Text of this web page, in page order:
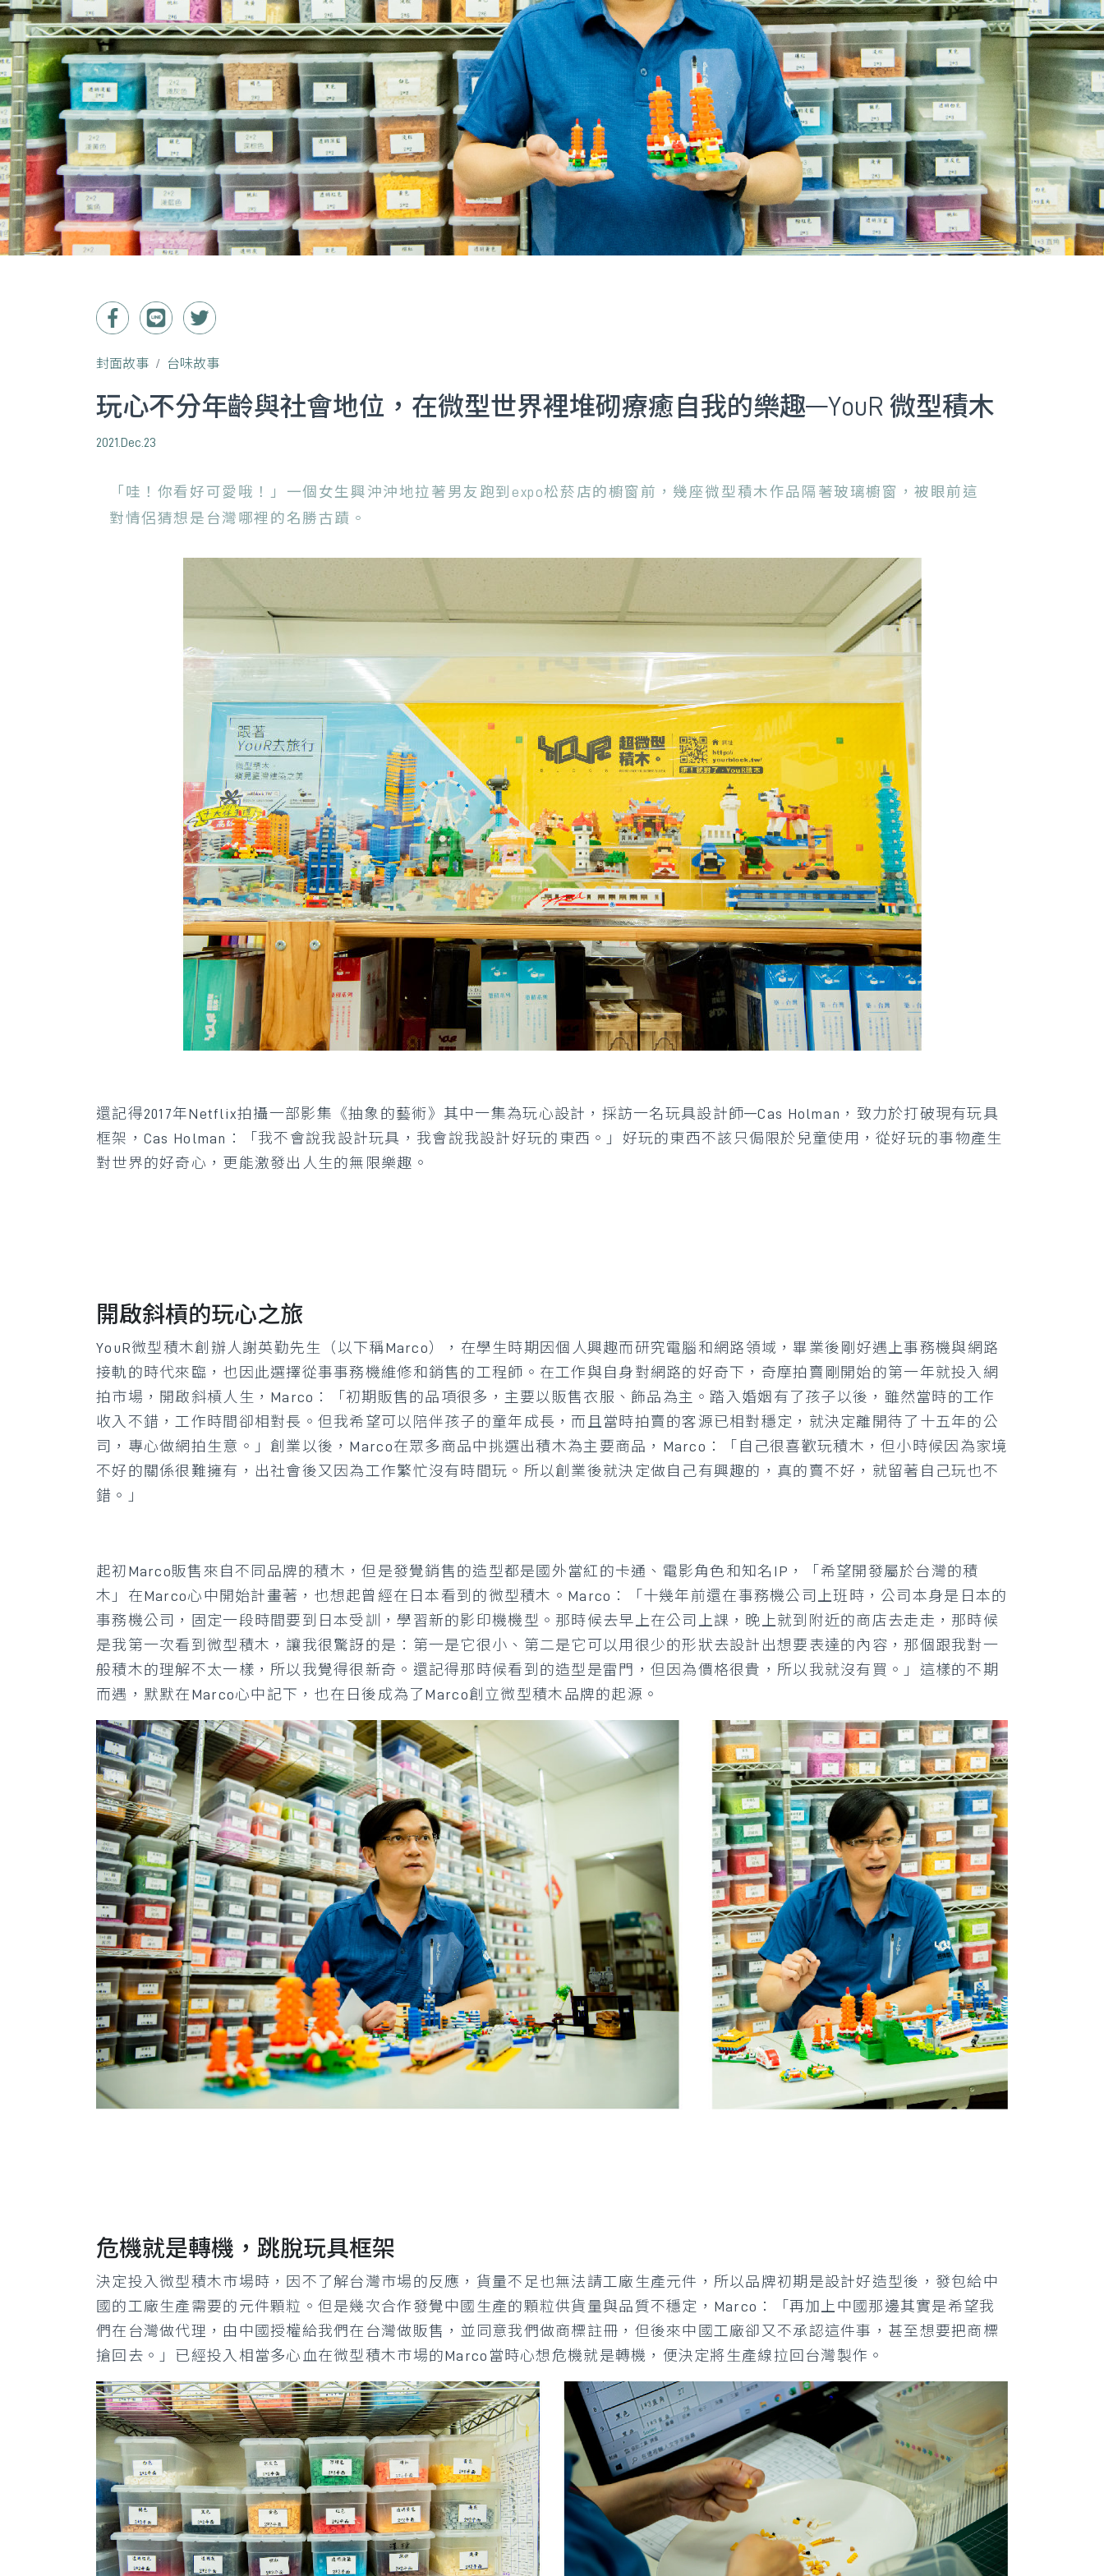
封面故事 台味故事
玩心不分年齡與社會地位，在微型世界裡堆砌療癒自我的樂趣—YouR 微型積木
2021.Dec.23
「哇！你看好可愛哦！」一個女生興沖沖地拉著男友跑到expo松菸店的櫥窗前，幾座微型積木作品隔著玻璃櫥窗，被眼前這
對情侶猜想是台灣哪裡的名勝古蹟。
還記得2017年Netflix拍攝一部影集《抽象的藝術》其中一集為玩心設計，採訪一名玩具設計師—Cas Holman，致力於打破現有玩具
框架，Cas Holman：「我不會說我設計玩具，我會說我設計好玩的東西。」好玩的東西不該只侷限於兒童使用，從好玩的事物產生
對世界的好奇心，更能激發出人生的無限樂趣。
開啟斜槓的玩心之旅
YouR微型積木創辦人謝英勤先生（以下稱Marco），在學生時期因個人興趣而研究電腦和網路領域，畢業後剛好遇上事務機與網路
接軌的時代來臨，也因此選擇從事事務機維修和銷售的工程師。在工作與自身對網路的好奇下，奇摩拍賣剛開始的第一年就投入網
拍市場，開啟斜槓人生，Marco：「初期販售的品項很多，主要以販售衣服、飾品為主。踏入婚姻有了孩子以後，雖然當時的工作
收入不錯，工作時間卻相對長。但我希望可以陪伴孩子的童年成長，而且當時拍賣的客源已相對穩定，就決定離開待了十五年的公
司，專心做網拍生意。」創業以後，Marco在眾多商品中挑選出積木為主要商品，Marco：「自己很喜歡玩積木，但小時候因為家境
不好的關係很難擁有，出社會後又因為工作繁忙沒有時間玩。所以創業後就決定做自己有興趣的，真的賣不好，就留著自己玩也不
錯。」
起初Marco販售來自不同品牌的積木，但是發覺銷售的造型都是國外當紅的卡通、電影角色和知名IP，「希望開發屬於台灣的積
木」在Marco心中開始計畫著，也想起曾經在日本看到的微型積木。Marco：「十幾年前還在事務機公司上班時，公司本身是日本的
事務機公司，固定一段時間要到日本受訓，學習新的影印機機型。那時候去早上在公司上課，晚上就到附近的商店去走走，那時候
是我第一次看到微型積木，讓我很驚訝的是：第一是它很小、第二是它可以用很少的形狀去設計出想要表達的內容，那個跟我對一
般積木的理解不太一樣，所以我覺得很新奇。還記得那時候看到的造型是雷門，但因為價格很貴，所以我就沒有買。」這樣的不期
而遇，默默在Marco心中記下，也在日後成為了Marco創立微型積木品牌的起源。
危機就是轉機，跳脫玩具框架
決定投入微型積木市場時，因不了解台灣市場的反應，貨量不足也無法請工廠生產元件，所以品牌初期是設計好造型後，發包給中
國的工廠生產需要的元件顆粒。但是幾次合作發覺中國生產的顆粒供貨量與品質不穩定，Marco：「再加上中國那邊其實是希望我
們在台灣做代理，由中國授權給我們在台灣做販售，並同意我們做商標註冊，但後來中國工廠卻又不承認這件事，甚至想要把商標
搶回去。」已經投入相當多心血在微型積木市場的Marco當時心想危機就是轉機，便決定將生產線拉回台灣製作。